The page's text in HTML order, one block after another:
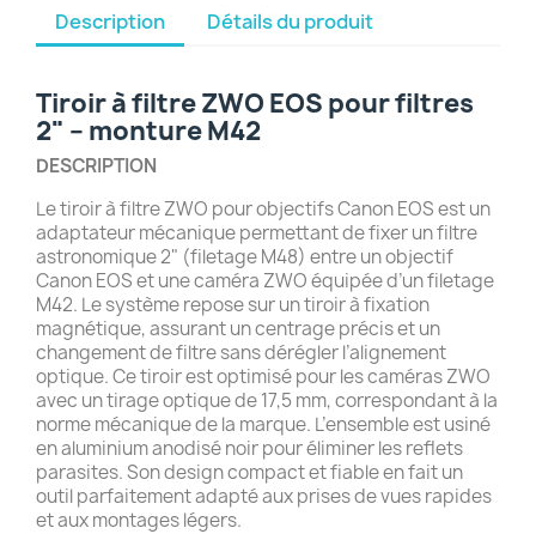
Description Détails du produit
Tiroir à filtre ZWO EOS pour filtres
2" – monture M42
DESCRIPTION
Le tiroir à filtre ZWO pour objectifs Canon EOS est un
adaptateur mécanique permettant de fixer un filtre
astronomique 2" (filetage M48) entre un objectif
Canon EOS et une caméra ZWO équipée d’un filetage
M42. Le système repose sur un tiroir à fixation
magnétique, assurant un centrage précis et un
changement de filtre sans dérégler l’alignement
optique. Ce tiroir est optimisé pour les caméras ZWO
avec un tirage optique de 17,5 mm, correspondant à la
norme mécanique de la marque. L’ensemble est usiné
en aluminium anodisé noir pour éliminer les reflets
parasites. Son design compact et fiable en fait un
outil parfaitement adapté aux prises de vues rapides
et aux montages légers.